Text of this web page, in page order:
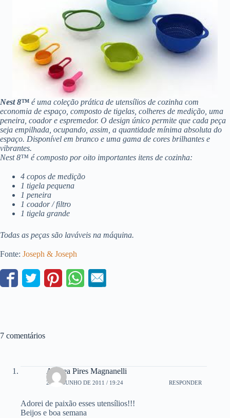
Nest 8™ é uma coleção prática de utensílios de cozinha com
economia de espaço, composto de tigelas, colheres de medição, uma
peneira, coador e espremedor. O design único permite que cada peça
seja empilhada, ocupando, assim, a quantidade mínima absoluta do
espaço. Disponível em branco e uma gama de cores brilhantes e
vibrantes.
Nest 8™ é composto por oito importantes itens de cozinha:
4 copos de medição
1 tigela pequena
1 peneira
1 coador / filtro
1 tigela grande
Todas as peças são laváveis ​​na máquina.
Fonte: Joseph & Joseph
7 comentários
Andrea Pires Magnanelli
20 DE JUNHO DE 2011 / 19:24 RESPONDER
Adorei de paixão esses utensílios!!!
Beijos e boa semana